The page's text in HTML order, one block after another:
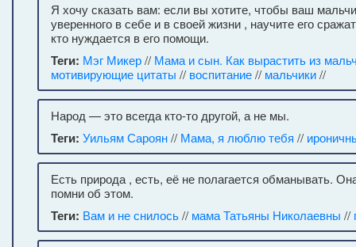
Я хочу сказать вам: если вы хотите, чтобы ваш
уверенного в себе и в своей жизни , научите его
кто нуждается в его помощи.
Теги: Мэг Микер// Мама и сын. Как вырастить из
мотивирующие цитаты // воспитание// мальчики//
Народ — это всегда кто-то другой, а не мы.
Теги: Уильям Сароян// Мама, я люблю тебя //
Есть природа , есть, её не полагается обманывать.
помни об этом.
Теги: Вам и не снилось// мама Татьяны Николаевны //